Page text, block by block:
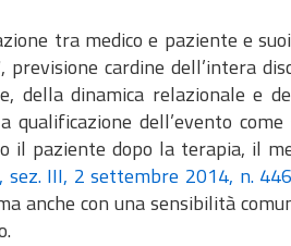
tra medico e paziente e
cardine dell’intera
della dinamica relazionale
qualificazione dell’evento
il paziente dopo la terapia, il
sez. III, 2 settembre 2014, n.
anche con una sensibilità